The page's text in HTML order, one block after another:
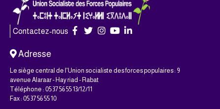
Contactez-nous
Adresse
Le siège central de l'Union socialiste des forces populaires : 9
avenue Alaraar - Hay riad - Rabat
Téléphone : 05 37 56 55 13/12/11
Fax : 05 37 56 55 10